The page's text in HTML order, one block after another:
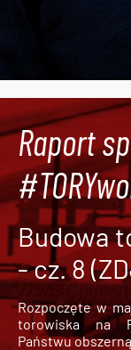
Raport
Budowa
- cz. 8
Rozpoczęte w
torowiska na
Państwu